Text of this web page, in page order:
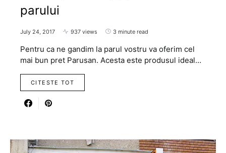
parului
July 24, 2017 937 views 3 minute read
Pentru ca ne gandim la parul vostru va oferim cel
mai bun pret Parusan. Acesta este produsul ideal…
CITESTE TOT